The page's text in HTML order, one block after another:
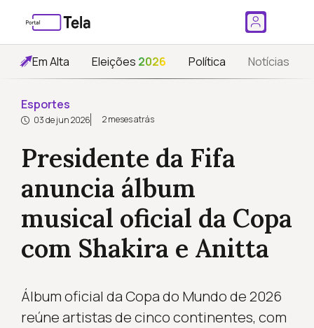
Em Alta Eleições 2026 Política Notícias
Esportes
03 de jun 2026 2 meses atrás
Presidente da Fifa
anuncia álbum
musical oficial da Copa
com Shakira e Anitta
Álbum oficial da Copa do Mundo de 2026
reúne artistas de cinco continentes, com